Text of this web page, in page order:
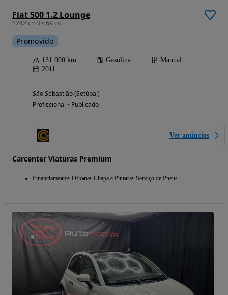
Fiat 500 1.2 Lounge
1242 cm3 • 69 cv
Promovido
131 000 km Gasolina
Manual
2011
São Sebastião (Setúbal)
Profissional • Publicado
Ver anúncios
Carcenter Viaturas Premium
Financiamento Oficina Chapa e Pintura Serviço de Pneus